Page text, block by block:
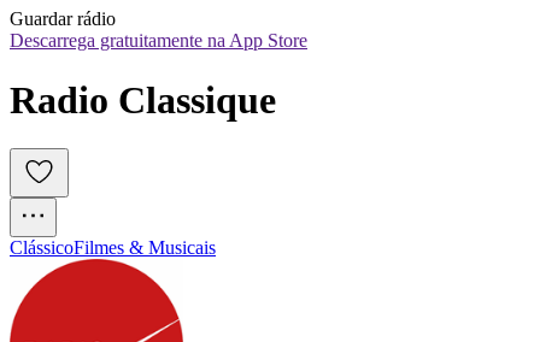
Guardar rádio
Descarrega gratuitamente na App Store
Radio Classique
ClássicoFilmes & Musicais